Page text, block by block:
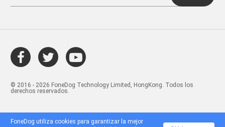
© 2016 - 2026 FoneDog Technology Limited, HongKong. Todos los
derechos reservados.
FoneDog utiliza cookies para garantizar la mejor